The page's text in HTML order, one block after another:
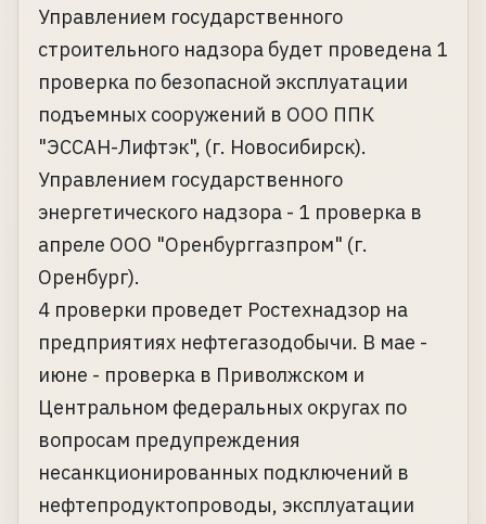
Управлением государственного
строительного надзора будет проведена 1
проверка по безопасной эксплуатации
подъемных сооружений в ООО ППК
"ЭССАН-Лифтэк", (г. Новосибирск).
Управлением государственного
энергетического надзора - 1 проверка в
апреле ООО "Оренбурггазпром" (г.
Оренбург).
4 проверки проведет Ростехнадзор на
предприятиях нефтегазодобычи. В мае -
июне - проверка в Приволжском и
Центральном федеральных округах по
вопросам предупреждения
несанкционированных подключений в
нефтепродуктопроводы, эксплуатации